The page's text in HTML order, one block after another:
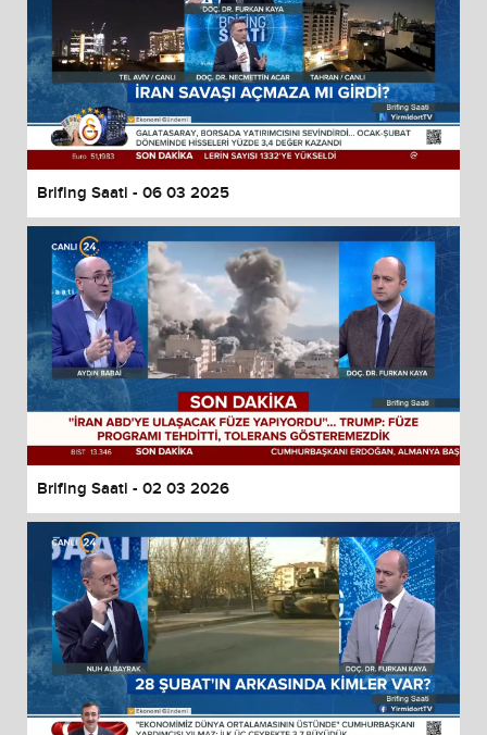
Brifing Saati - 06 03 2025
Brifing Saati - 02 03 2026